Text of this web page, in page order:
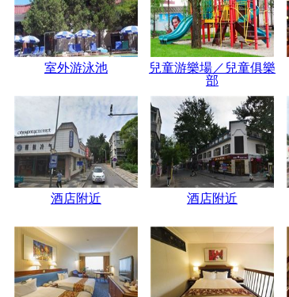
室外游泳池
兒童游樂場／兒童俱樂
部
酒店附近 酒店附近